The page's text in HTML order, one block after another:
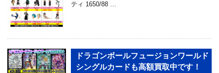
ティ 1650/88 …
ドラゴンボールフュージョンワールド
シングルカードも高額買取中です！